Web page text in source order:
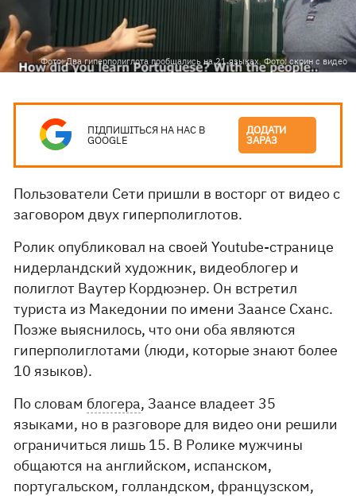
Фото: Два гиперполиглота пообщались на 21 языках. Фото: скрин с видео
ПІДПИШІТЬСЯ НА НАС В
GOOGLE
ДОДАТИ
ЗАРАЗ
Пользователи Сети пришли в восторг от видео с
заговором двух гиперполиглотов.
Ролик опубликовал на своей Youtube-странице
нидерландский художник, видеоблогер и
полиглот Ваутер Кордюэнер. Он встретил
туриста из Македонии по имени Заансе Сханс.
Позже выяснилось, что они оба являются
гиперполиглотами (люди, которые знают более
10 языков).
По словам блогера, Заансе владеет 35
языками, но в разговоре для видео они решили
ограничиться лишь 15. В Ролике мужчины
общаются на английском, испанском,
португальском, голландском, французском,